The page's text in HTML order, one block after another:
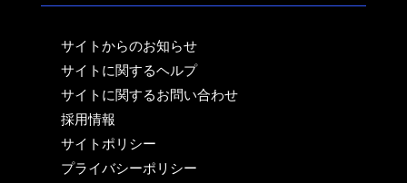
サイトからのお知らせ
サイトに関するヘルプ
サイトに関するお問い合わせ
採用情報
サイトポリシー
プライバシーポリシー